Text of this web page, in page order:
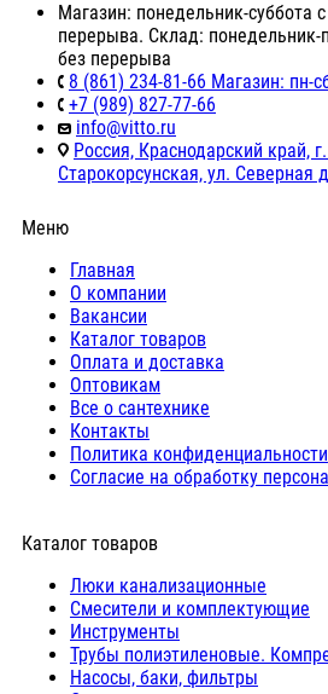
Магазин: понедельник-суббота
перерыва. Склад: понедельник-
без перерыва
8 (861) 234-81-66 Магазин: пн-
+7 (989) 827-77-66
info@vitto.ru
Россия, Краснодарский край,
Старокорсунская, ул. Северная
Меню
Главная
О компании
Вакансии
Каталог товаров
Оплата и доставка
Оптовикам
Все о сантехнике
Контакты
Политика конфиденциальности
Согласие на обработку
Каталог товаров
Люки канализационные
Cмесители и комплектующие
Инструменты
Трубы полиэтиленовые.
Насосы, баки, фильтры